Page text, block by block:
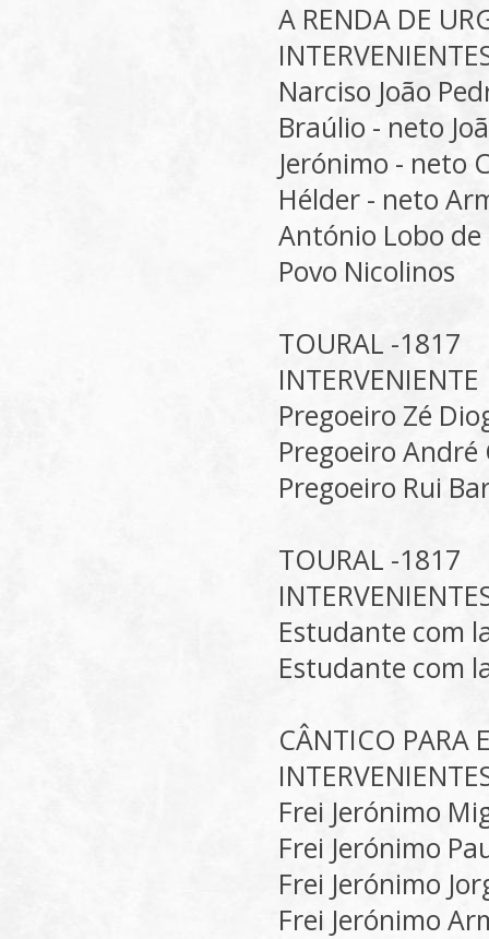
A RENDA DE
Narciso João
Braúlio - neto
Jerónimo - neto
Hélder - neto
António Lobo de
Povo Nicolinos
TOURAL -1817
INTERVENIENTE
Pregoeiro Zé
Pregoeiro André
Pregoeiro Rui
TOURAL -1817
Estudante com
Estudante com
CÂNTICO PARA
Frei Jerónimo
Frei Jerónimo
Frei Jerónimo
Frei Jerónimo